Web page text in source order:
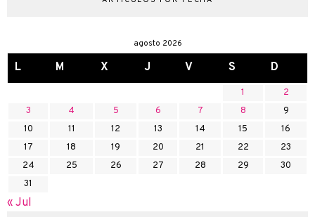
agosto 2026
L M X J V S D
1
2
3
4 5 6 7 8
9
10
11 12 13 14 15
16
17
18 19 20 21 22
23
24
25 26 27 28 29
30
31
« Jul